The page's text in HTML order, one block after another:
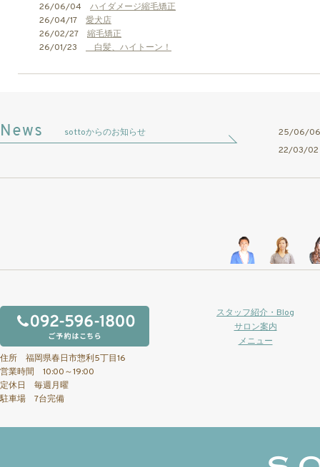
26/06/04 ハイダメージ縮毛矯正
26/04/17 愛犬店
26/02/27 縮毛矯正
26/01/23
白髪、ハイトーン！
sottoからのお知らせ
25/06/
22/03/
住所 福岡県春日市惣利5丁目16
営業時間 10:00～19:00
定休日 毎週月曜
駐車場 7台完備
スタッフ紹介・Blog
サロン案内
メニュー